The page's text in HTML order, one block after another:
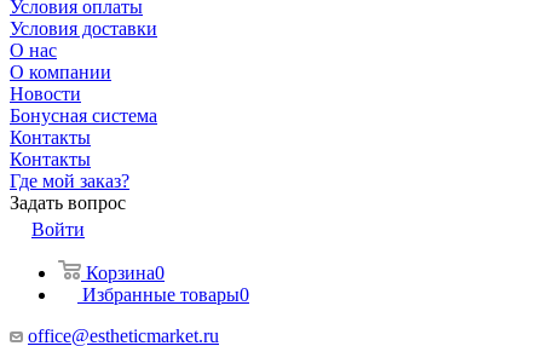
Условия оплаты
Условия доставки
О нас
О компании
Новости
Бонусная система
Контакты
Контакты
Где мой заказ?
Задать вопрос
Войти
Корзина0
Избранные товары0
office@estheticmarket.ru